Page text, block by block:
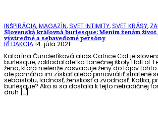
INŠPIRÁCIA,MAGAZÍN,SVET INTIMITY,SVET KRÁSY,
Slovenská kráľovná burlesque: Mením ženám
výstredné a sebavedomé persóny
REDAKCIA14. júla 2021
Katarína Čunderlíková alias Catrice Cat je
burlesque, zakladatateľka tanečnej školy Hall of
žena, ktorá nielenže zasväcuje ženy do tajov
ale pomáha im získať alebo prinavrátiť stratené
sebaistotu, ladnosť, ženskosť a zvodnosť. Katka,
burlesque? Ako si sa dostala k tejto netradičnej
druh […]